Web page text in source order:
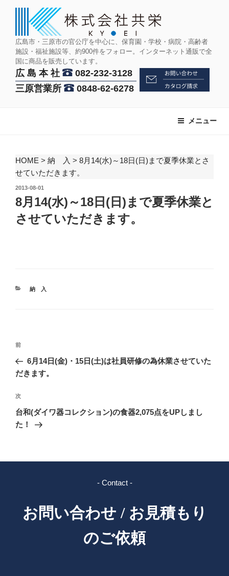
広島市・三原市の官公庁を中心に、保育園・学校・病院・高齢者
施設・福祉施設等、約900件をフォロー。インターネット通販で全
国に商品を販売しています。
広 島 本 社
082-232-3128
三原営業所
0848-62-6278
メニュー
HOME > 納 入 > 8月14(水)～18日(日)まで夏季休業とさ
せていただきます。
投
稿
日:
2013-08-01
8月14(水)～18日(日)まで夏季休業と
させていただきます。
カ
納 入
投
ナ
ゲ
ー
シ
前
の
投
前
6月14日(金)・15日(土)は社員研修の為休業させていた
だきます。
次
の
投
次
台和(ダイワ器コレクション)の食器2,075点をUPしまし
た！
- Contact -
お問い合わせ / お見積もり
のご依頼